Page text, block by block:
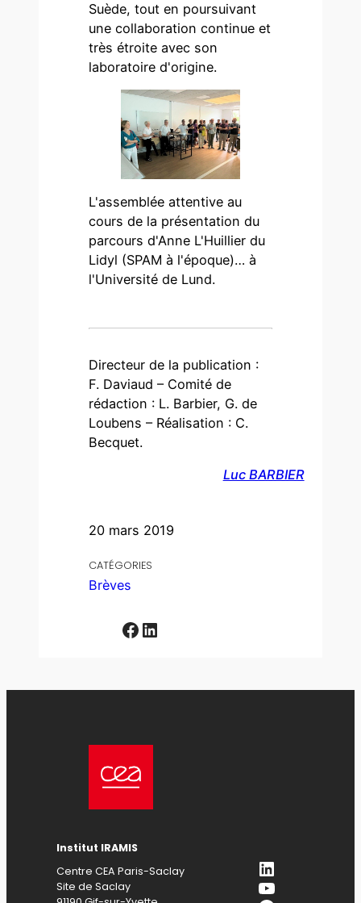
20 mars 2019
CATÉGORIES
Brèves
Facebook LinkedIn
Suède, tout en poursuivant
une collaboration continue et
très étroite avec son
laboratoire d'origine.
L'assemblée attentive au
cours de la présentation du
parcours d'Anne L'Huillier du
Lidyl (SPAM à l'époque)… à
l'Université de Lund.
Directeur de la publication :
F. Daviaud – Comité de
rédaction : L. Barbier, G. de
Loubens – Réalisation : C.
Becquet.
Luc BARBIER
Institut IRAMIS
Centre CEA Paris-Saclay
Site de Saclay
LinkedIn
YouTube